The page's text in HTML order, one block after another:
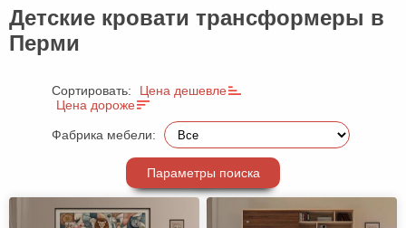
спальни
Шкафы
Диваны
мебель
Мебель
гостиную
для
Столы
Детские кровати трансформеры в
Перми
Сортировать:
Цена дешевле
Цена дороже
Фабрика мебели:
Параметры поиска